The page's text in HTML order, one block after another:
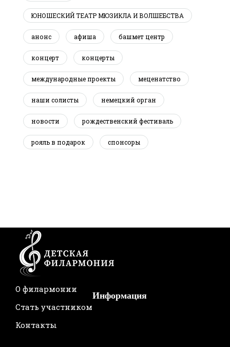
ЮНОШЕСКИЙ ТЕАТР МЮЗИКЛА И ВОЛШЕБСТВА
анонс афиша башмет центр
концерт концерты
международные проекты меценатство
наши солисты немецкий орган
новости рождественский фестиваль
рояль в подарок спонсоры
Информация
О филармонии
Стать участником
Контакты